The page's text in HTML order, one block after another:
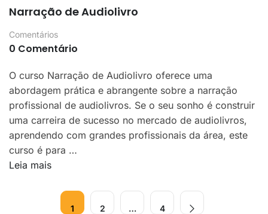
Narração de Audiolivro
Comentários
0 Comentário
O curso Narração de Audiolivro oferece uma
abordagem prática e abrangente sobre a narração
profissional de audiolivros. Se o seu sonho é construir
uma carreira de sucesso no mercado de audiolivros,
aprendendo com grandes profissionais da área, este
curso é para …
Leia mais
1 2 … 4